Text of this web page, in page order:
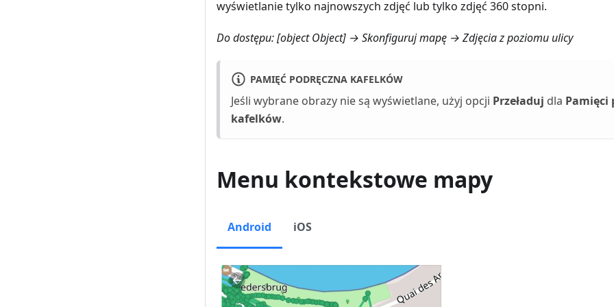
wyświetlanie tylko najnowszych zdjęć lub tylko zdjęć 360 stopni.
Do dostępu:[object Object] → Skonfiguruj mapę → Zdjęcia z poziomu ulicy
PAMIĘĆ PODRĘCZNA KAFELKÓW
Jeśli wybrane obrazy nie są wyświetlane, użyj opcji Przeładuj dla Pamięci
kafelków.
Menu kontekstowe mapy
Android iOS